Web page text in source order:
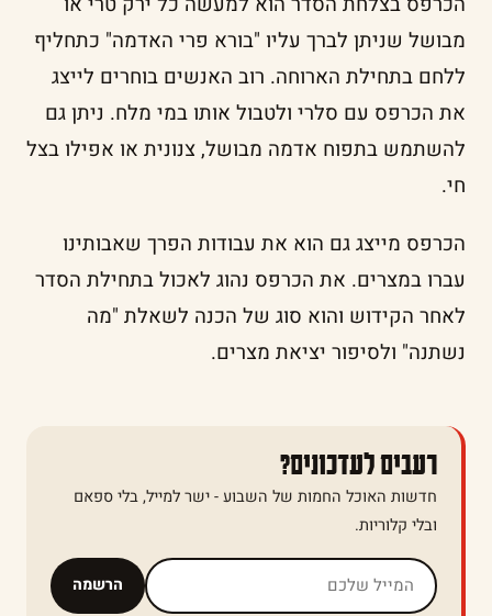
מבושל שניתן לברך עליו "בורא פרי האדמה" כתחליף
ללחם בתחילת הארוחה. רוב האנשים בוחרים לייצג
את הכרפס עם סלרי ולטבול אותו במי מלח. ניתן גם
להשתמש בתפוח אדמה מבושל, צנונית או אפילו בצל
חי.
הכרפס מייצג גם הוא את עבודות הפרך שאבותינו
עברו במצרים. את הכרפס נהוג לאכול בתחילת הסדר
לאחר הקידוש והוא סוג של הכנה לשאלת "מה
נשתנה" ולסיפור יציאת מצרים.
רעבים לעדכונים?
חדשות האוכל החמות של השבוע - ישר למייל, בלי ספאם
ובלי קלוריות.
הרשמה אל תמלאו שדה זה